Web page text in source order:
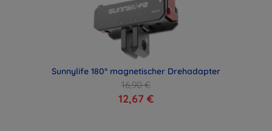
Sunnylife 180° magnetischer Drehadapter
16,90 €
12,67 €